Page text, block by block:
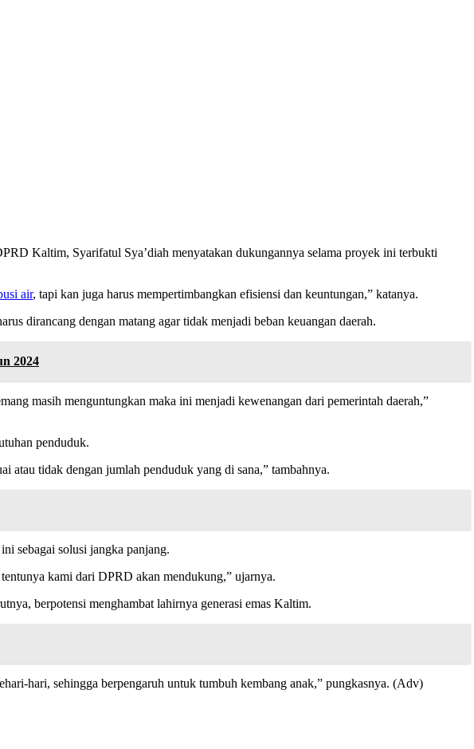
Kaltim, Syarifatul Sya’diah menyatakan dukungannya selama proyek ini terbukti
air, tapi kan juga harus mempertimbangkan efisiensi dan keuntungan,” katanya.
dirancang dengan matang agar tidak menjadi beban keuangan daerah.
2024
masih menguntungkan maka ini menjadi kewenangan dari pemerintah daerah,”
penduduk.
atau tidak dengan jumlah penduduk yang di sana,” tambahnya.
sebagai solusi jangka panjang.
kami dari DPRD akan mendukung,” ujarnya.
berpotensi menghambat lahirnya generasi emas Kaltim.
hari, sehingga berpengaruh untuk tumbuh kembang anak,” pungkasnya. (Adv)